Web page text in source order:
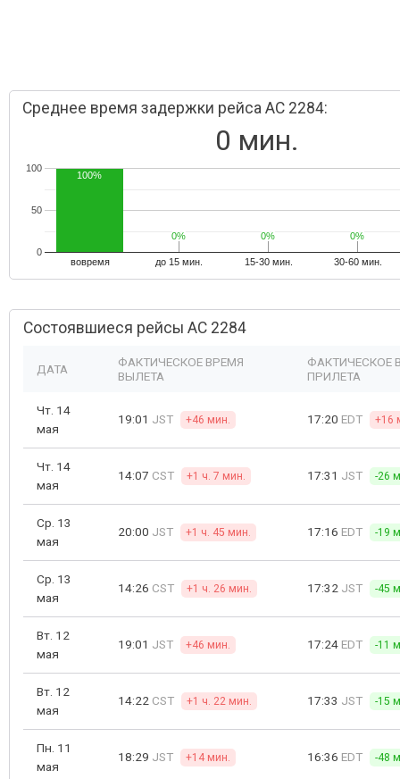
Среднее время задержки рейса AC 2284:
0 мин.
вовремя до 15 мин. 15-30 мин. 30-60 мин.
0
50
100
100%
0%
0% 0%
0% 0%
0%
Состоявшиеся рейсы AC 2284
ДАТА
ФАКТИЧЕСКОЕ ВРЕМЯ
ВЫЛЕТА
ФАКТИЧЕСКОЕ
ПРИЛЕТА
Чт. 14
мая
19:01 JST +46 мин. 17:20 EDT +16
Чт. 14
мая
14:07 CST +1 ч. 7 мин. 17:31 JST -26
Ср. 13
мая
20:00 JST +1 ч. 45 мин. 17:16 EDT -19
Ср. 13
мая
14:26 CST +1 ч. 26 мин. 17:32 JST -45
Вт. 12
мая
19:01 JST +46 мин. 17:24 EDT -11
Вт. 12
мая
14:22 CST +1 ч. 22 мин. 17:33 JST -15
Пн. 11
мая
18:29 JST +14 мин. 16:36 EDT -48